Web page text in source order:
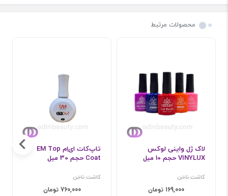
محصولات مرتبط
لاک ژل واینی لوکس
VINYLUX حجم 10 میل
کاشت ناخن
169,000 تومان
تاپ‌کات ای‌اِم EM Top
Coat حجم 30 میل
کاشت ناخن
760,000 تومان